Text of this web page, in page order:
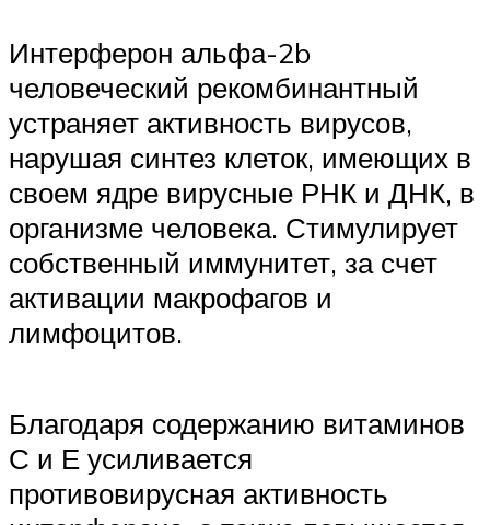
Интерферон альфа-2b
человеческий рекомбинантный
устраняет активность вирусов,
нарушая синтез клеток, имеющих в
своем ядре вирусные РНК и ДНК, в
организме человека. Стимулирует
собственный иммунитет, за счет
активации макрофагов и
лимфоцитов.
Благодаря содержанию витаминов
С и Е усиливается
противовирусная активность